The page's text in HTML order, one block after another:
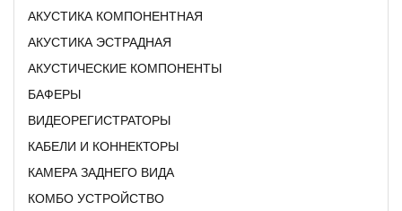
АКУСТИКА КОМПОНЕНТНАЯ
АКУСТИКА ЭСТРАДНАЯ
АКУСТИЧЕСКИЕ КОМПОНЕНТЫ
БАФЕРЫ
ВИДЕОРЕГИСТРАТОРЫ
КАБЕЛИ И КОННЕКТОРЫ
КАМЕРА ЗАДНЕГО ВИДА
КОМБО УСТРОЙСТВО